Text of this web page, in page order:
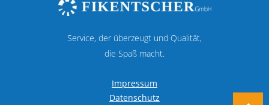
Service, der überzeugt und Qualität,
die Spaß macht.
Impressum
Datenschutz